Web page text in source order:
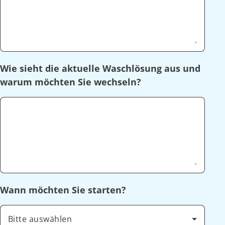
Wie sieht die aktuelle Waschlösung aus und
warum möchten Sie wechseln?
Wann möchten Sie starten?
Bitte auswählen